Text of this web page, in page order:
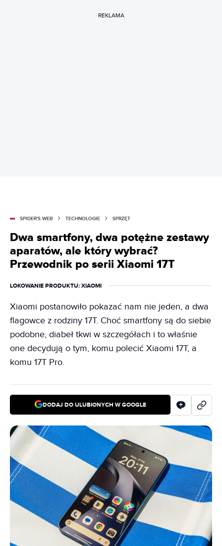
REKLAMA
SPIDER'S WEB TECHNOLOGIE SPRZĘT
Dwa smartfony, dwa potężne zestawy
aparatów, ale który wybrać?
Przewodnik po serii Xiaomi 17T
LOKOWANIE PRODUKTU: XIAOMI
Xiaomi postanowiło pokazać nam nie jeden, a dwa
flagowce z rodziny 17T. Choć smartfony są do siebie
podobne, diabeł tkwi w szczegółach i to właśnie
one decydują o tym, komu polecić Xiaomi 17T, a
komu 17T Pro.
DODAJ DO ULUBIONYCH W GOOGLE